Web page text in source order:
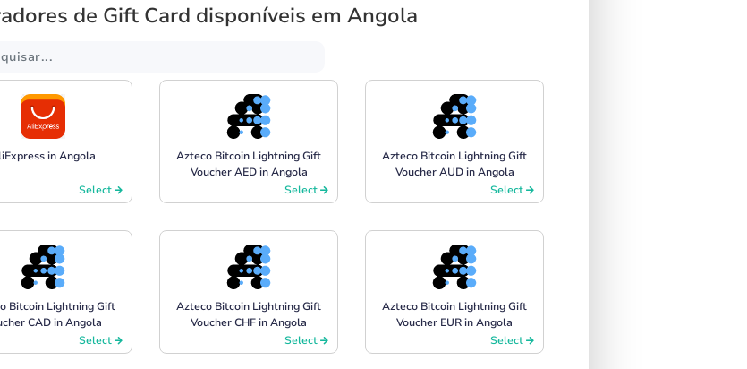
de Gift Card disponíveis em Angola
in Angola
Select
Azteco Bitcoin Lightning Gift
Voucher AED in Angola
Select
Azteco Bitcoin Lightning Gift
Voucher AUD in Angola
Select
Bitcoin Lightning Gift
CAD in Angola
Select
Azteco Bitcoin Lightning Gift
Voucher CHF in Angola
Select
Azteco Bitcoin Lightning Gift
Voucher EUR in Angola
Select